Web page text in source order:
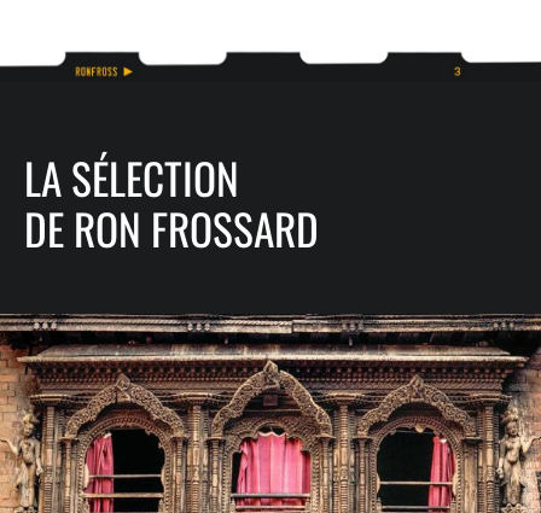
LA SÉLECTION
DE RON FROSSARD